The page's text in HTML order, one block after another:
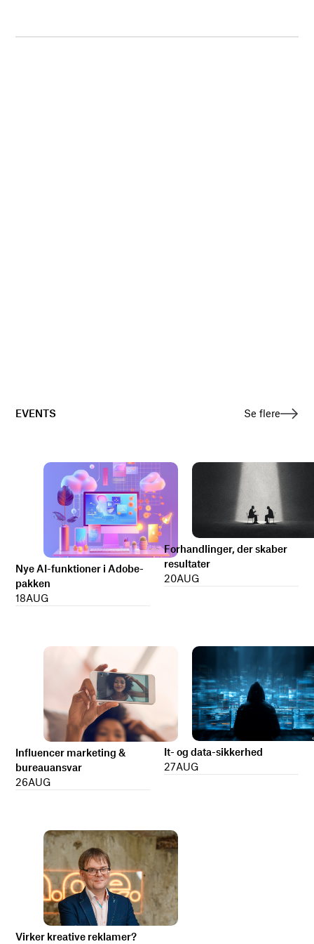
EVENTS Se flere
Nye AI-funktioner i Adobe-
pakken
18AUG
Forhandlinger, der skaber
resultater
20AUG
Influencer marketing &
bureauansvar
26AUG
It- og data-sikkerhed
27AUG
Virker kreative reklamer?